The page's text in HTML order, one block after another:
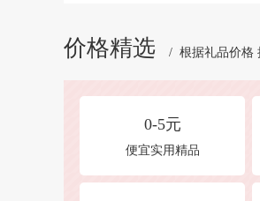
价格精选 / 根据礼品价格
0-5元
便宜实用精品